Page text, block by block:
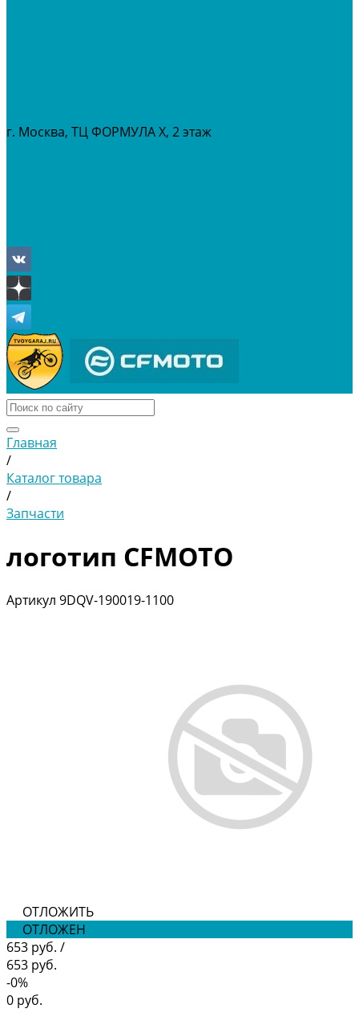
г. Москва, ТЦ ФОРМУЛА Х, 2 этаж
Главная
/
Каталог товара
/
Запчасти
логотип CFMOTO
Артикул 9DQV-190019-1100
ОТЛОЖИТЬ
ОТЛОЖЕН
653 руб. /
653 руб.
-0%
0 руб.